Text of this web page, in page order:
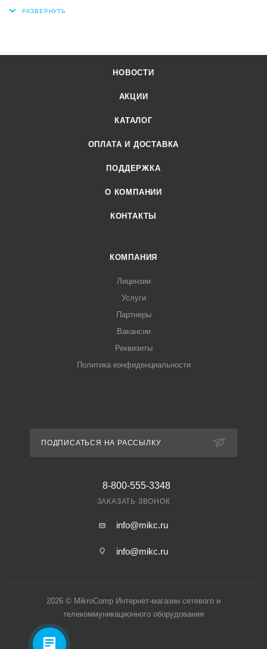
НОВОСТИ
АКЦИИ
КАТАЛОГ
ОПЛАТА И ДОСТАВКА
ПОДДЕРЖКА
О КОМПАНИИ
КОНТАКТЫ
КОМПАНИЯ
Лицензии
Услуги
Партнеры
Вакансии
Реквизиты
Политика конфиденциальности
ПОДПИСАТЬСЯ НА РАССЫЛКУ
8-800-555-3348
ЗАКАЗАТЬ ЗВОНОК
info@mikc.ru
info@mikc.ru
2026 © MikroComp Интернет-магазин сетевого и
телекоммуникационного оборудования